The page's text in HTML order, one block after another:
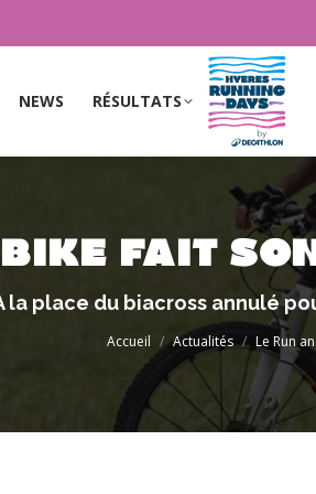
NEWS RÉSULTATS
FAIT
la place du biacross annulé
Vous êtes ici :
Accueil Actualités Le Run
NEWS RÉSULTATS